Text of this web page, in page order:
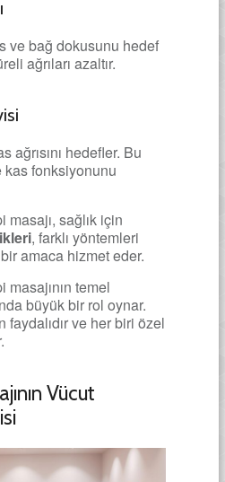
ve bağ dokusunu hedef
ağrıları azaltır.
ağrısını hedefler. Bu
kas fonksiyonunu
sağlık için
, farklı yöntemleri
amaca hizmet eder.
temel
büyük bir rol oynar.
faydalıdır ve her biri özel
Vücut